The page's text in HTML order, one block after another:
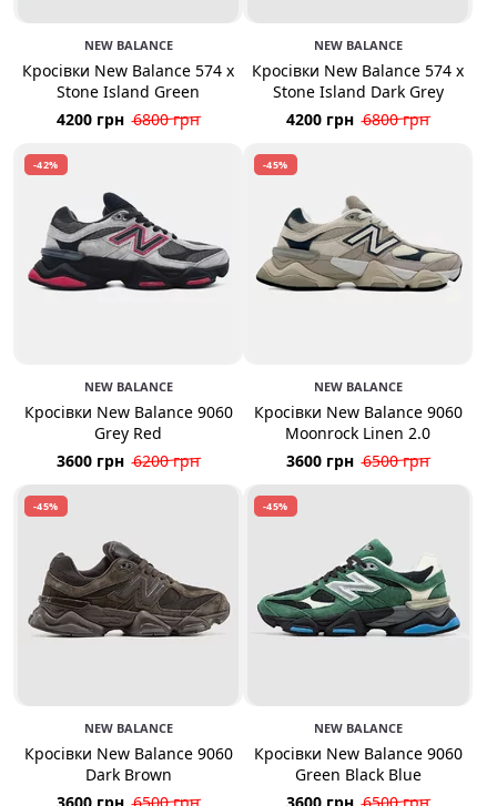
NEW BALANCE
Кросівки New Balance 574 x
Stone Island Green
4200 грн 6800 грн
NEW BALANCE
Кросівки New Balance 574 x
Stone Island Dark Grey
4200 грн 6800 грн
-42%
NEW BALANCE
Кросівки New Balance 9060
Grey Red
3600 грн 6200 грн
-45%
NEW BALANCE
Кросівки New Balance 9060
Moonrock Linen 2.0
3600 грн 6500 грн
-45%
NEW BALANCE
Кросівки New Balance 9060
Dark Brown
-45%
NEW BALANCE
Кросівки New Balance 9060
Green Black Blue